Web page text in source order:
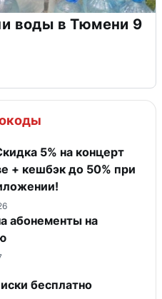
воды в Тюмени 9
5% на концерт
+ кешбэк до 50% при
абонементы на
бесплатно